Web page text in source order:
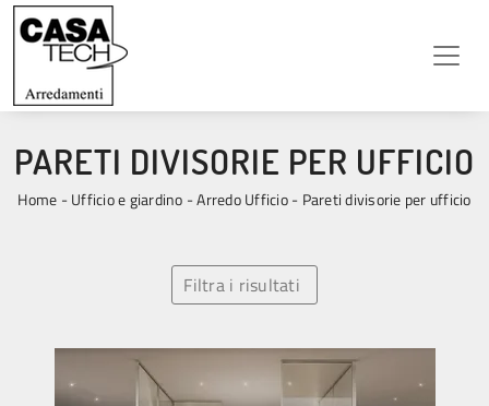
PARETI DIVISORIE PER UFFICIO
Home -Ufficio e giardino -Arredo Ufficio- Pareti divisorie per ufficio
Filtra i risultati